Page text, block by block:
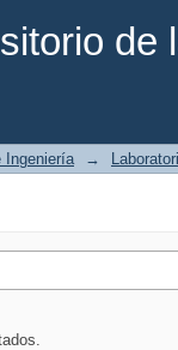
de
Ingeniería →